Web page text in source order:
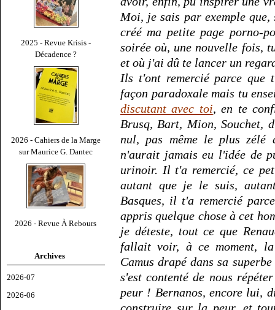
2025 - Revue Krisis -
Décadence ?
2026 - Cahiers de la Marge
sur Maurice G. Dantec
2026 - Revue À Rebours
Archives
2026-07
2026-06
Moi, je sais par exemple
créé ma petite page porno-
soirée où, une nouvelle fois,
et où j'ai dû te lancer un
Ils t'ont remercié parce que
façon paradoxale mais tu
discutant avec toi, en te
Brusq, Bart, Mion, Souchet,
nul, pas même le plus zélé
n'aurait jamais eu l'idée de
urinoir. Il t'a remercié, ce
autant que je le suis,
Basques, il t'a remercié
appris quelque chose à cet
je déteste, tout ce que
fallait voir, à ce moment,
Camus drapé dans sa
s'est contenté de nous
peur ! Bernanos, encore lui,